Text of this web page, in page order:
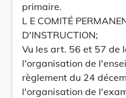
primaire.
L E COMITÉ
D'INSTRUCTION;
Vu les art. 56 et 57 de
l'organisation de
règlement du 24
l'organisation de